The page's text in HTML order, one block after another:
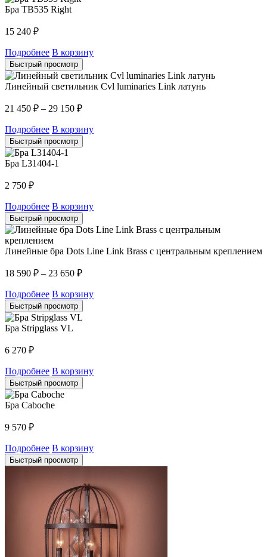
Бра TB535 Right
15 240 ₽
Подробнее В корзину
Быстрый просмотр
Линейный светильник Cvl luminaries Link латунь
21 450 ₽ – 29 150 ₽
Подробнее В корзину
Быстрый просмотр
Бра L31404-1
2 750 ₽
Подробнее В корзину
Быстрый просмотр
Линейные бра Dots Line Link Brass с центральным креплением
18 590 ₽ – 23 650 ₽
Подробнее В корзину
Быстрый просмотр
Бра Stripglass VL
6 270 ₽
Подробнее В корзину
Быстрый просмотр
Бра Caboche
9 570 ₽
Подробнее В корзину
Быстрый просмотр